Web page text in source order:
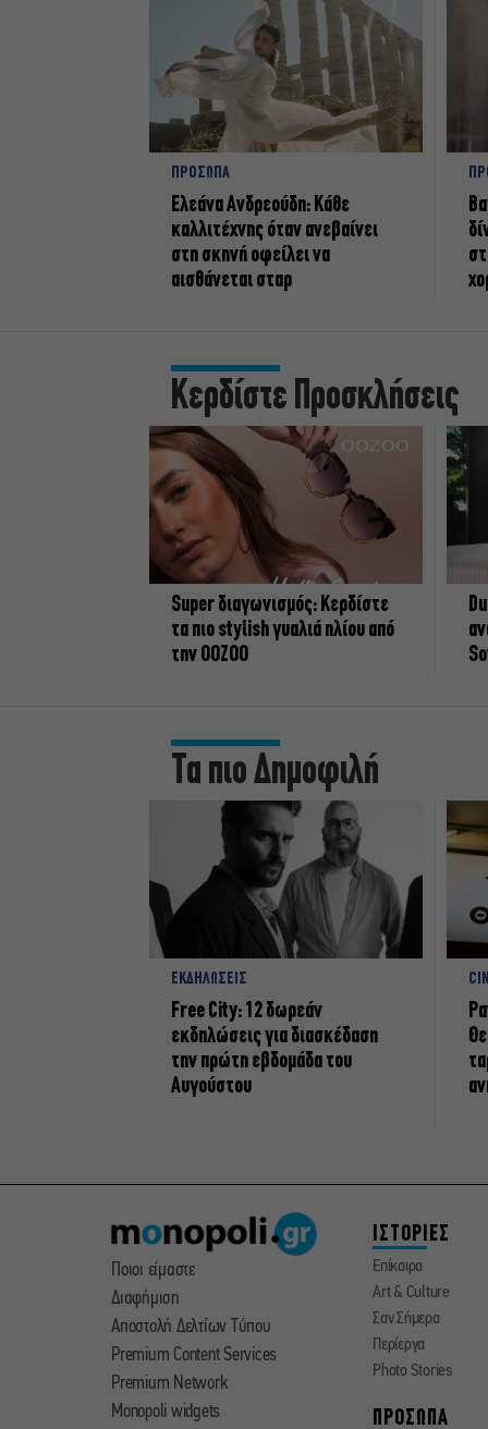
ΠΡΟΣΩΠΑ
Ελεάνα Ανδρεούδη: Κάθε
καλλιτέχνης όταν ανεβαίνει
στη σκηνή οφείλει να
αισθάνεται σταρ
Κερδίστε Προσκλήσεις
Super διαγωνισμός: Κερδίστε
τα πιο stylish γυαλιά ηλίου από
την OOZOO
Τα πιο Δημοφιλή
ΕΚΔΗΛΩΣΕΙΣ
Free City: 12 δωρεάν
εκδηλώσεις για διασκέδαση
την πρώτη εβδομάδα του
Αυγούστου
Ποιοι είμαστε
Διαφήμιση
Αποστολή Δελτίων Τύπου
Premium Content Services
Premium Network
Monopoli widgets
ΙΣΤΟΡΙΕΣ
Επίκαιρα
Art & Culture
Σαν Σήμερα
Περίεργα
Photo Stories
ΠΡΟΣΩΠΑ